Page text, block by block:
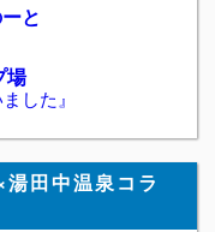
と
場
した』
田中温泉コラ